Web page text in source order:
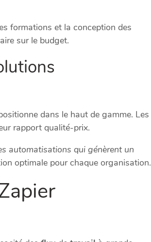
formations et la conception des
sur le budget.
dans le haut de gamme. Les
rapport qualité-prix.
automatisations qui génèrent un
optimale pour chaque organisation.